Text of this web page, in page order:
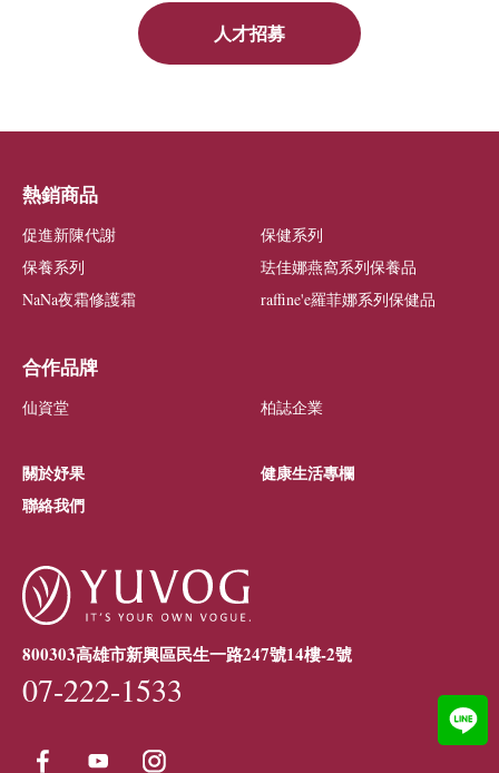
人才招募
熱銷商品
促進新陳代謝
保健系列
保養系列
珐佳娜燕窩系列保養品
NaNa夜霜修護霜
raffine'e羅菲娜系列保健品
合作品牌
仙資堂 柏誌企業
關於妤果
健康生活專欄
聯絡我們
800303高雄市新興區民生一路247號14樓-2號
07-222-1533